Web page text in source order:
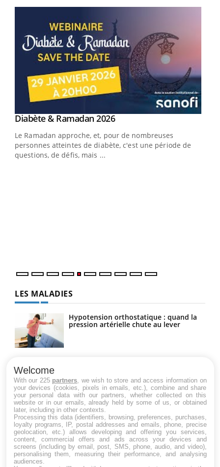
Youtube
Diabète & Ramadan 2026Youtube
Le Ramadan approche, et, pour de nombreuses
personnes atteintes de diabète, c'est une période de
questions, de défis, mais ...
LES MALADIES
Hypotension orthostatique : quand la
pression artérielle chute au lever
Maladie de Charcot (Sclérose latérale
amyotrophique)
Welcome
With our 225 partners , we wish to store and access information on
your devices (cookies, pixels in emails, etc.), combine and share
your personal data with our partners, whether collected on this
website or in our emails, already held by some of us, or obtained
later, including in other contexts.
Processing this data (identifiers, browsing, preferences, purchases,
loyalty programs, IP, postal addresses and emails, phone, precise
geolocation, etc.) allows developing and offering you services,
content, commercial offers and ads across your devices and
screens (including by email, post, SMS, phone, audio, and video),
personalising them, measuring their performance, and analysing
audiences.